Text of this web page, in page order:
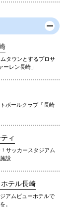
タウンとするプロサ
ーレン長崎」
ボールクラブ「長崎
ィ
サッカースタジアム
設
テル長崎
アムビューホテルで
。